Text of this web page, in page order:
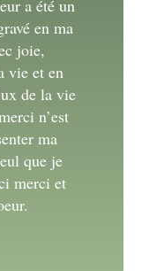
a été un
en ma
joie,
vie et en
de la vie
n’est
ma
que je
merci et